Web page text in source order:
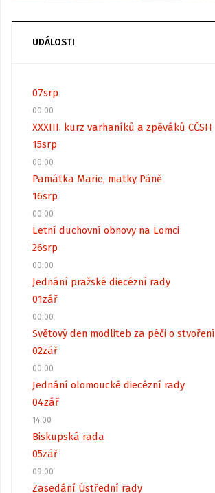
UDÁLOSTI
07srp
00:00
XXXIII. kurz varhaníků a zpěváků CČSH
15srp
00:00
Památka Marie, matky Páně
16srp
00:00
Letní duchovní obnovy na Lomci
26srp
00:00
Jednání pražské diecézní rady
01zář
00:00
Světový den modliteb za péči o stvoření
02zář
00:00
Jednání olomoucké diecézní rady
04zář
14:00
Biskupská rada
05zář
09:00
Zasedání Ústřední rady